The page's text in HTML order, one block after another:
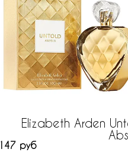
Elizabeth Arden
147 руб